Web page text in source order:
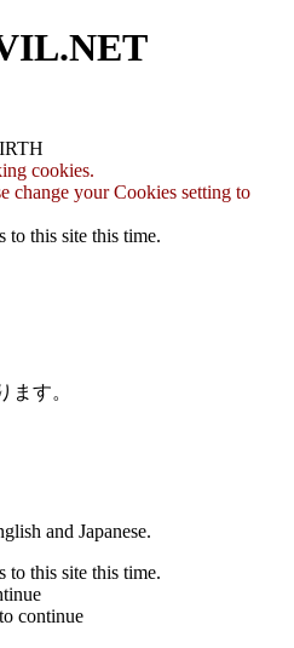
cookies.
change your Cookies setting to
to this site this time.
ます。
and Japanese.
to this site this time.
continue